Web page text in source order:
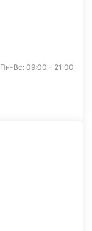
Пн-Вс: 09:00 - 21:00